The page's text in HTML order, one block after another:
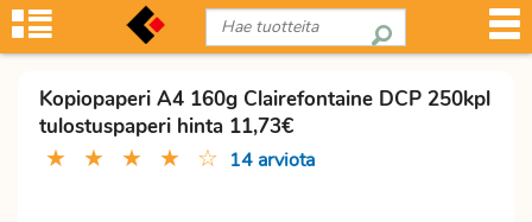
Kopiopaperi A4 160g Clairefontaine DCP 250kpl
tulostuspaperi hinta 11,73€
★ ★ ★ ★ ☆ 14 arviota